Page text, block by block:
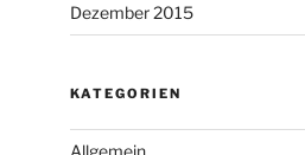
Dezember 2015
KATEGORIEN
Allgemein